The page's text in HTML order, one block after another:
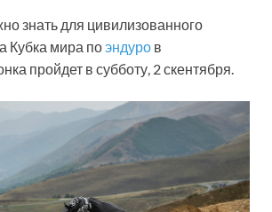
знать для цивилизованного
Кубка мира поэндуро в
пройдет в субботу, 2 скентября.